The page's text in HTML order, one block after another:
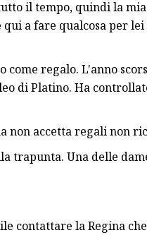
il tempo, quindi la
a fare qualcosa per
regalo. L'anno
di Platino. Ha
non accetta regali non
trapunta. Una delle
contattare la Regina